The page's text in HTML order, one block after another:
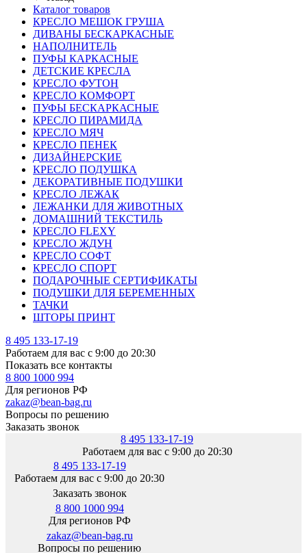
Каталог товаров
КРЕСЛО МЕШОК ГРУША
ДИВАНЫ БЕСКАРКАСНЫЕ
НАПОЛНИТЕЛЬ
ПУФЫ КАРКАСНЫЕ
ДЕТСКИЕ КРЕСЛА
КРЕСЛО ФУТОН
КРЕСЛО КОМФОРТ
ПУФЫ БЕСКАРКАСНЫЕ
КРЕСЛО ПИРАМИДА
КРЕСЛО МЯЧ
КРЕСЛО ПЕНЕК
ДИЗАЙНЕРСКИЕ
КРЕСЛО ПОДУШКА
ДЕКОРАТИВНЫЕ ПОДУШКИ
КРЕСЛО ЛЕЖАК
ЛЕЖАНКИ ДЛЯ ЖИВОТНЫХ
ДОМАШНИЙ ТЕКСТИЛЬ
КРЕСЛО FLEXY
КРЕСЛО ЖДУН
КРЕСЛО СОФТ
КРЕСЛО СПОРТ
ПОДАРОЧНЫЕ СЕРТИФИКАТЫ
ПОДУШКИ ДЛЯ БЕРЕМЕННЫХ
ТАЧКИ
ШТОРЫ ПРИНТ
8 495 133-17-19
Работаем для вас с 9:00 до 20:30
Показать все контакты
8 800 1000 994
Для регионов РФ
zakaz@bean-bag.ru
Вопросы по решению
Заказать звонок
8 495 133-17-19
Работаем для вас с 9:00 до 20:30
8 495 133-17-19
Работаем для вас с 9:00 до 20:30
Заказать звонок
8 800 1000 994
Для регионов РФ
zakaz@bean-bag.ru
Вопросы по решению